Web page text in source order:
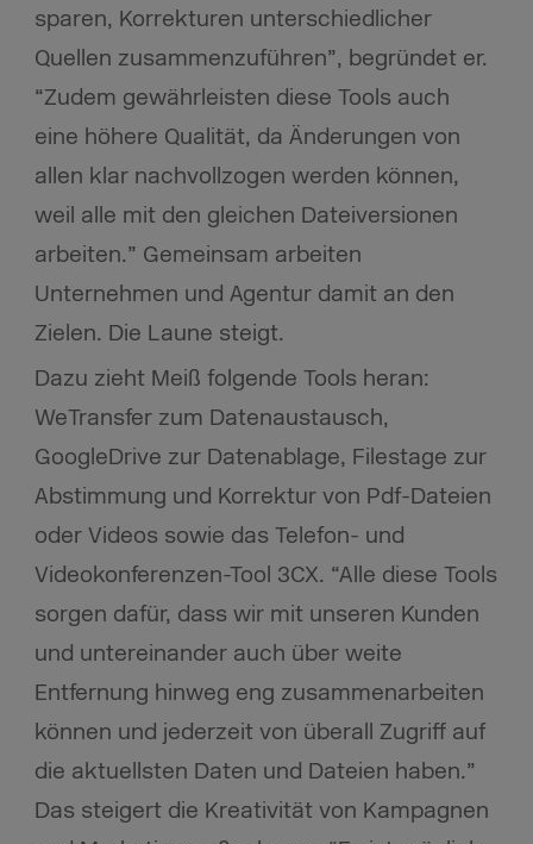
sparen, Korrekturen unterschiedlicher
Quellen zusammenzuführen”, begründet er.
“Zudem gewährleisten diese Tools auch
eine höhere Qualität, da Änderungen von
allen klar nachvollzogen werden können,
weil alle mit den gleichen Dateiversionen
arbeiten.” Gemeinsam arbeiten
Unternehmen und Agentur damit an den
Zielen. Die Laune steigt.
Dazu zieht Meiß folgende Tools heran:
WeTransfer zum Datenaustausch,
GoogleDrive zur Datenablage, Filestage zur
Abstimmung und Korrektur von Pdf-Dateien
oder Videos sowie das Telefon- und
Videokonferenzen-Tool 3CX. “Alle diese Tools
sorgen dafür, dass wir mit unseren Kunden
und untereinander auch über weite
Entfernung hinweg eng zusammenarbeiten
können und jederzeit von überall Zugriff auf
die aktuellsten Daten und Dateien haben.”
Das steigert die Kreativität von Kampagnen